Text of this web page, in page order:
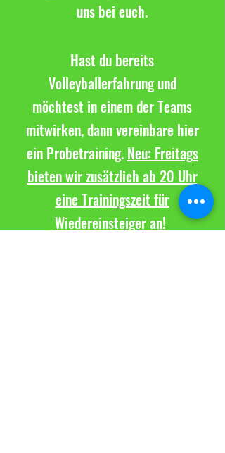
uns bei euch.
Hast du bereits
Volleyballerfahrung und
möchtest in einem der Teams
mitwirken, dann vereinbare hier
ein Probetraining. Neu: Freitags
bieten wir zusätzlich ab 20 Uhr
eine Trainingszeit für
Wiedereinsteiger an!